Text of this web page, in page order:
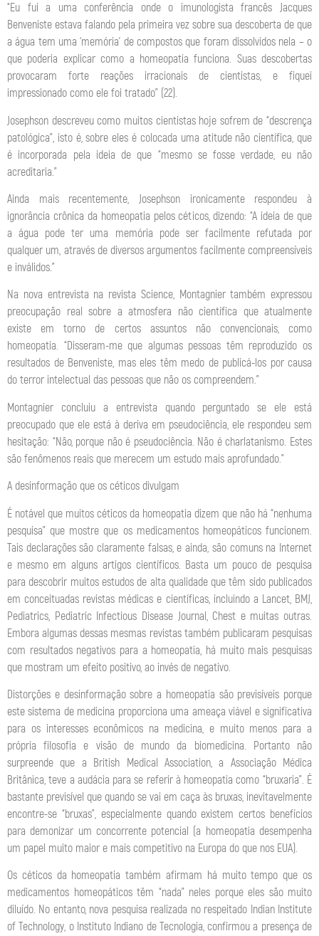
“Eu fui a uma conferência onde o imunologista francês Jacques
Benveniste estava falando pela primeira vez sobre sua descoberta de que
a água tem uma ‘memória’ de compostos que foram dissolvidos nela – o
que poderia explicar como a homeopatia funciona. Suas descobertas
provocaram forte reações irracionais de cientistas, e fiquei
impressionado como ele foi tratado” (22).
Josephson descreveu como muitos cientistas hoje sofrem de “descrença
patológica”, isto é, sobre eles é colocada uma atitude não científica, que
é incorporada pela ideia de que “mesmo se fosse verdade, eu não
acreditaria.”
Ainda mais recentemente, Josephson ironicamente respondeu à
ignorância crônica da homeopatia pelos céticos, dizendo: “A ideia de que
a água pode ter uma memória pode ser facilmente refutada por
qualquer um, através de diversos argumentos facilmente compreensíveis
e inválidos.”
Na nova entrevista na revista Science, Montagnier também expressou
preocupação real sobre a atmosfera não científica que atualmente
existe em torno de certos assuntos não convencionais, como
homeopatia. “Disseram-me que algumas pessoas têm reproduzido os
resultados de Benveniste, mas eles têm medo de publicá-los por causa
do terror intelectual das pessoas que não os compreendem.”
Montagnier concluiu a entrevista quando perguntado se ele está
preocupado que ele está à deriva em pseudociência, ele respondeu sem
hesitação: “Não, porque não é pseudociência. Não é charlatanismo. Estes
são fenômenos reais que merecem um estudo mais aprofundado.”
A desinformação que os céticos divulgam
É notável que muitos céticos da homeopatia dizem que não há “nenhuma
pesquisa” que mostre que os medicamentos homeopáticos funcionem.
Tais declarações são claramente falsas, e ainda, são comuns na Internet
e mesmo em alguns artigos científicos. Basta um pouco de pesquisa
para descobrir muitos estudos de alta qualidade que têm sido publicados
em conceituadas revistas médicas e científicas, incluindo a Lancet, BMJ,
Pediatrics, Pediatric Infectious Disease Journal, Chest e muitas outras.
Embora algumas dessas mesmas revistas também publicaram pesquisas
com resultados negativos para a homeopatia, há muito mais pesquisas
que mostram um efeito positivo, ao invés de negativo.
Distorções e desinformação sobre a homeopatia são previsíveis porque
este sistema de medicina proporciona uma ameaça viável e significativa
para os interesses econômicos na medicina, e muito menos para a
própria filosofia e visão de mundo da biomedicina. Portanto não
surpreende que a British Medical Association, a Associação Médica
Britânica, teve a audácia para se referir à homeopatia como “bruxaria”. É
bastante previsível que quando se vai em caça às bruxas, inevitavelmente
encontre-se “bruxas”, especialmente quando existem certos benefícios
para demonizar um concorrente potencial (a homeopatia desempenha
um papel muito maior e mais competitivo na Europa do que nos EUA).
Os céticos da homeopatia também afirmam há muito tempo que os
medicamentos homeopáticos têm “nada” neles porque eles são muito
diluído. No entanto, nova pesquisa realizada no respeitado Indian Institute
of Technology, o Instituto Indiano de Tecnologia, confirmou a presença de